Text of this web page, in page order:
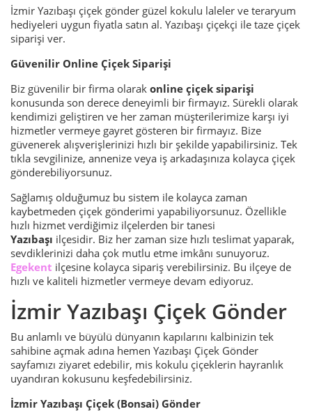
İzmir Yazıbaşı çiçek gönder güzel kokulu laleler ve teraryum
hediyeleri uygun fiyatla satın al. Yazıbaşı çiçekçi ile taze çiçek
siparişi ver.
Güvenilir Online Çiçek Siparişi
Biz güvenilir bir firma olarak online çiçek siparişi
konusunda son derece deneyimli bir firmayız. Sürekli olarak
kendimizi geliştiren ve her zaman müşterilerimize karşı iyi
hizmetler vermeye gayret gösteren bir firmayız. Bize
güvenerek alışverişlerinizi hızlı bir şekilde yapabilirsiniz. Tek
tıkla sevgilinize, annenize veya iş arkadaşınıza kolayca çiçek
gönderebiliyorsunuz.
Sağlamış olduğumuz bu sistem ile kolayca zaman
kaybetmeden çiçek gönderimi yapabiliyorsunuz. Özellikle
hızlı hizmet verdiğimiz ilçelerden bir tanesi
Yazıbaşı ilçesidir. Biz her zaman size hızlı teslimat yaparak,
sevdiklerinizi daha çok mutlu etme imkânı sunuyoruz.
Egekent ilçesine kolayca sipariş verebilirsiniz. Bu ilçeye de
hızlı ve kaliteli hizmetler vermeye devam ediyoruz.
İzmir Yazıbaşı Çiçek Gönder
Bu anlamlı ve büyülü dünyanın kapılarını kalbinizin tek
sahibine açmak adına hemen Yazıbaşı Çiçek Gönder
sayfamızı ziyaret edebilir, mis kokulu çiçeklerin hayranlık
uyandıran kokusunu keşfedebilirsiniz.
İzmir Yazıbaşı Çiçek (Bonsai) Gönder